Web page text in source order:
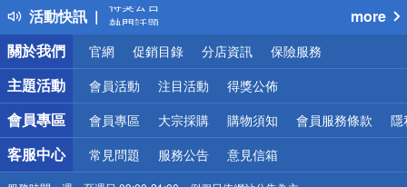
活動快訊
熱門話題
銀行優惠
偏遠地區配送
詐騙網頁！請小心！
more
關於我們
官網 促銷目錄 分店資訊 保險服務
主題活動 會員活動 注目活動 得獎公佈
會員專區 會員專區 大宗採購 購物須知 會員服務條款 隱
客服中心 常見問題 服務公告 意見信箱